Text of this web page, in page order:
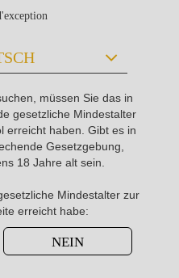
müssen Sie das in
gesetzliche Mindestalter
erreicht haben. Gibt es in
Gesetzgebung,
18 Jahre alt sein.
Mindestalter zur
erreicht habe:
NEIN